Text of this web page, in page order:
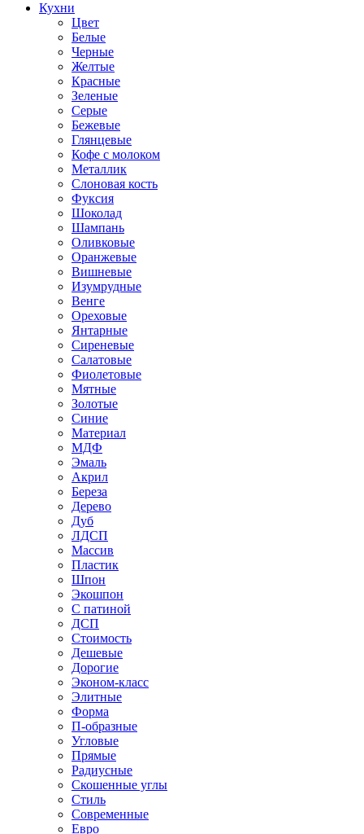
Кухни
Цвет
Белые
Черные
Желтые
Красные
Зеленые
Серые
Бежевые
Глянцевые
Кофе с молоком
Металлик
Слоновая кость
Фуксия
Шоколад
Шампань
Оливковые
Оранжевые
Вишневые
Изумрудные
Венге
Ореховые
Янтарные
Сиреневые
Салатовые
Фиолетовые
Мятные
Золотые
Синие
Материал
МДФ
Эмаль
Акрил
Береза
Дерево
Дуб
ЛДСП
Массив
Пластик
Шпон
Экошпон
С патиной
ДСП
Стоимость
Дешевые
Дорогие
Эконом-класс
Элитные
Форма
П-образные
Угловые
Прямые
Радиусные
Скошенные углы
Стиль
Современные
Евро